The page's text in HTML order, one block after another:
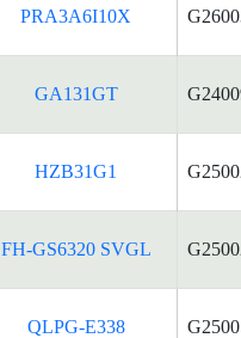
PRA3A6I10X
GA131GT
HZB31G1
FH-GS6320 SVGL
QLPG-E338